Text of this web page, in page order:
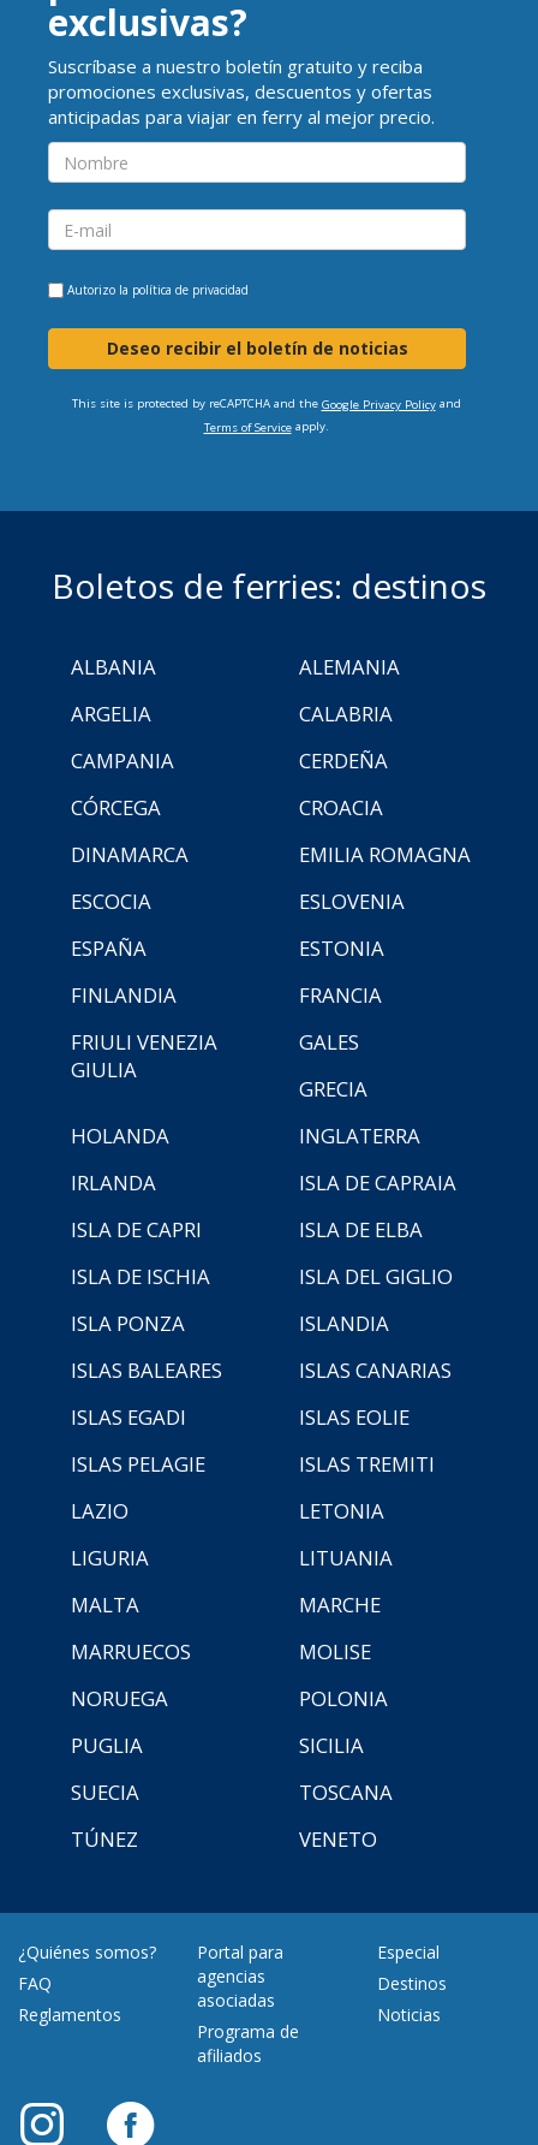
exclusivas?
Suscríbase a nuestro boletín gratuito y reciba
promociones exclusivas, descuentos y ofertas
anticipadas para viajar en ferry al mejor precio.
Autorizo la política de privacidad
Deseo recibir el boletín de noticias
This site is protected by reCAPTCHA and the Google Privacy Policyand
Terms of Serviceapply.
Boletos de ferries: destinos
ALBANIA
ALEMANIA
ARGELIA
CALABRIA
CAMPANIA
CERDEÑA
CÓRCEGA
CROACIA
DINAMARCA
EMILIA ROMAGNA
ESCOCIA
ESLOVENIA
ESPAÑA
ESTONIA
FINLANDIA
FRANCIA
FRIULI VENEZIA
GIULIA
GALES
GRECIA
HOLANDA
INGLATERRA
IRLANDA
ISLA DE CAPRAIA
ISLA DE CAPRI
ISLA DE ELBA
ISLA DE ISCHIA
ISLA DEL GIGLIO
ISLA PONZA
ISLANDIA
ISLAS BALEARES
ISLAS CANARIAS
ISLAS EGADI
ISLAS EOLIE
ISLAS PELAGIE
ISLAS TREMITI
LAZIO
LETONIA
LIGURIA
LITUANIA
MALTA
MARCHE
MARRUECOS
MOLISE
NORUEGA
POLONIA
PUGLIA
SICILIA
SUECIA
TOSCANA
TÚNEZ
VENETO
¿Quiénes somos?
FAQ
Reglamentos
Portal para
agencias
asociadas
Programa de
afiliados
Especial
Destinos
Noticias